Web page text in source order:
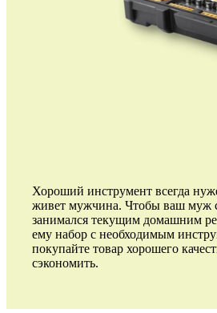
Хороший инструмент всегда
живет мужчина. Чтобы ваш муж
занимался текущим домашним
ему набор с необходимым
покупайте товар хорошего
сэкономить.